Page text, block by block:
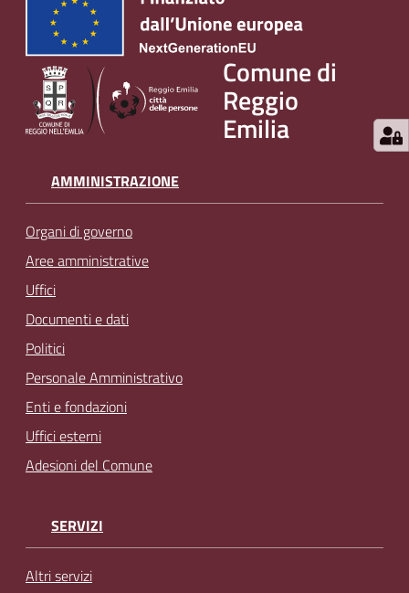
Comune di
Reggio
Emilia
AMMINISTRAZIONE
Organi di governo
Aree amministrative
Uffici
Documenti e dati
Politici
Personale Amministrativo
Enti e fondazioni
Uffici esterni
Adesioni del Comune
SERVIZI
Altri servizi